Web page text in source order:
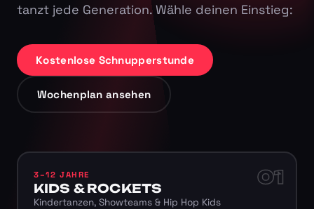
tanzt jede Generation. Wähle deinen Einstieg:
Kostenlose Schnupperstunde
Wochenplan ansehen
01
3–12 JAHRE
KIDS & ROCKETS
Kindertanzen, Showteams & Hip Hop Kids